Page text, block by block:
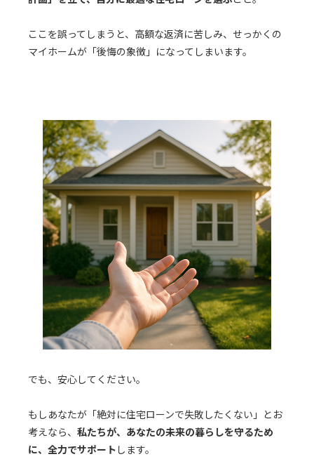
ここを誤ってしまうと、高額な返済に苦しみ、せっかくの
マイホームが「後悔の象徴」になってしまいます。
でも、安心してください。
もしあなたが「絶対に住宅ローンで失敗したくない」とお
考えなら、私たちが、あなたの未来の暮らしを守るため
に、全力でサポート します。